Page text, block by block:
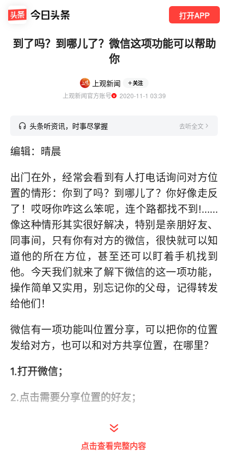
打开APP
到了吗？到哪儿了？微信这项功能可以帮助
你
上观新闻 关注
上观新闻官方账号
  2020-11-1 03:39
头条听资讯，时事尽掌握 去听全文
编辑：晴晨
出门在外，经常会看到有人打电话询问对方位
置的情形：你到了吗？到哪儿了？你好像走反
了！哎呀你咋这么笨呢，连个路都找不到!……
像这种情形其实很好解决，特别是亲朋好友、
同事间，只有你有对方的微信，很快就可以知
道他的所在方位，甚至还可以盯着手机找到
他。今天我们就来了解下微信的这一项功能，
操作简单又实用，别忘记你的父母，记得转发
给他们！
微信有一项功能叫位置分享，可以把你的位置
发给对方，也可以和对方共享位置，在哪里？
1.打开微信；
2.点击需要分享位置的好友；
3.点击右下角的“+”号。
点击查看完整内容